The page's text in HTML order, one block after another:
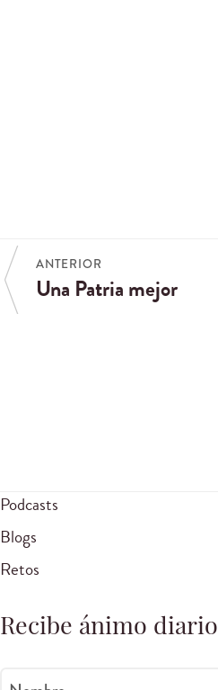
ANTERIOR
Una Patria mejor
Podcasts
Blogs
Retos
Recibe ánimo diario